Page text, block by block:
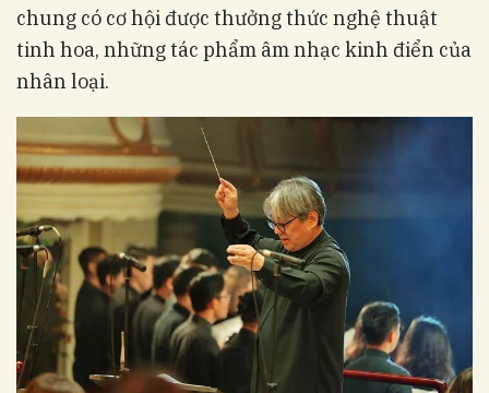
chung có cơ hội được thưởng thức nghệ thuật
tinh hoa, những tác phẩm âm nhạc kinh điển của
nhân loại.